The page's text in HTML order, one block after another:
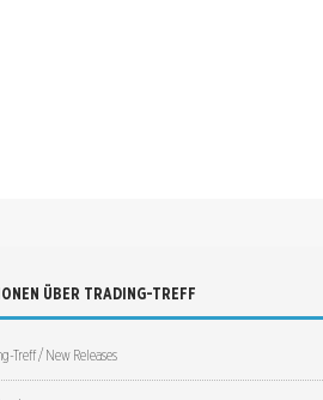
ÜBER TRADING-TREFF
Treff / New Releases